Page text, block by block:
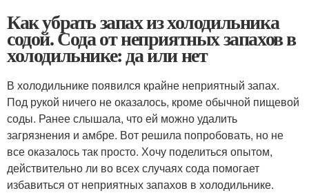
Как убрать запах из холодильника
содой. Сода от неприятных запахов в
холодильнике: да или нет
В холодильнике появился крайне неприятный запах.
Под рукой ничего не оказалось, кроме обычной пищевой
соды. Ранее слышала, что ей можно удалить
загрязнения и амбре. Вот решила попробовать, но не
все оказалось так просто. Хочу поделиться опытом,
действительно ли во всех случаях сода помогает
избавиться от неприятных запахов в холодильнике.